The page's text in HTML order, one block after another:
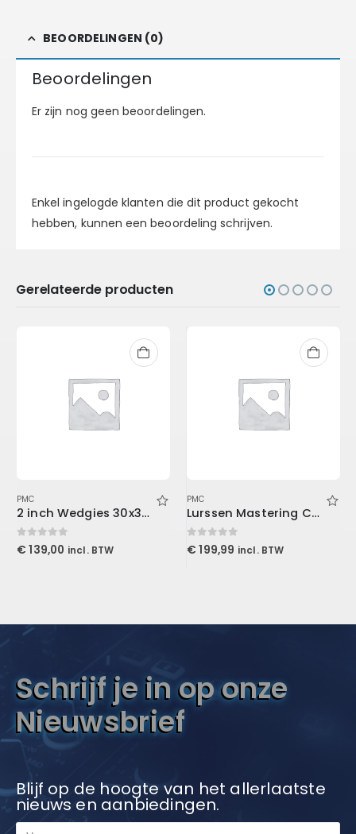
BEOORDELINGEN (0)
Beoordelingen
Er zijn nog geen beoordelingen.
Enkel ingelogde klanten die dit product gekocht
hebben, kunnen een beoordeling schrijven.
Gerelateerde producten
PMC
2 inch Wedgies 30x30x5cm, Purple
0out of 5
€ 139,00 incl. BTW
PMC
Lurssen Mastering Console (Download)
0out of 5
€ 199,99 incl. BTW
Schrijf je in op onze
Nieuwsbrief
Blijf op de hoogte van het allerlaatste
nieuws en aanbiedingen.